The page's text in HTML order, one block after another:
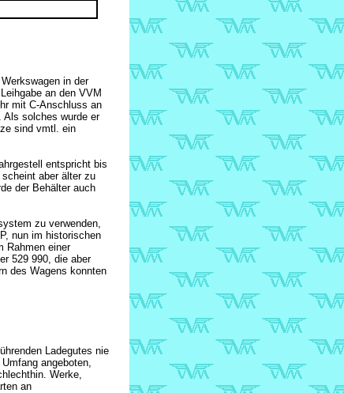
in der
an den VVM
mit C-Anschluss an
Als solches wurde er
sind vmtl. ein
entspricht bis
aber älter zu
der Behälter auch
zu verwenden,
nun im historischen
Rahmen einer
529 990, die aber
des Wagens konnten
Ladegutes nie
angeboten,
Werke,
an